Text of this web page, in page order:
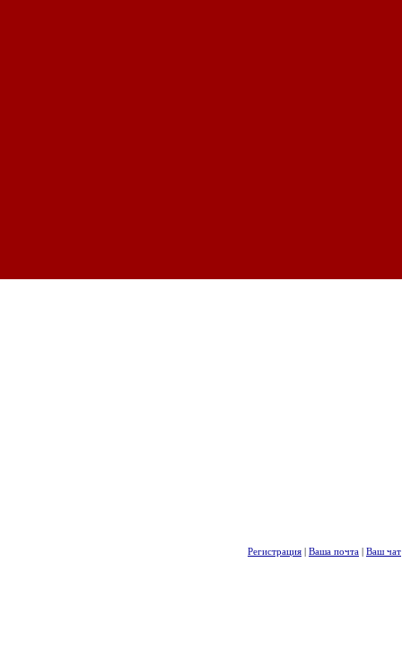
Регистрация | Ваша почта | Ваш чат